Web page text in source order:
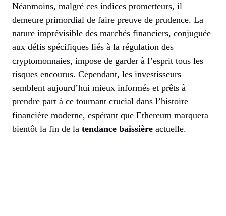
Néanmoins, malgré ces indices prometteurs, il
demeure primordial de faire preuve de prudence. La
nature imprévisible des marchés financiers, conjuguée
aux défis spécifiques liés à la régulation des
cryptomonnaies, impose de garder à l’esprit tous les
risques encourus. Cependant, les investisseurs
semblent aujourd’hui mieux informés et prêts à
prendre part à ce tournant crucial dans l’histoire
financière moderne, espérant que Ethereum marquera
bientôt la fin de la tendance baissière actuelle.